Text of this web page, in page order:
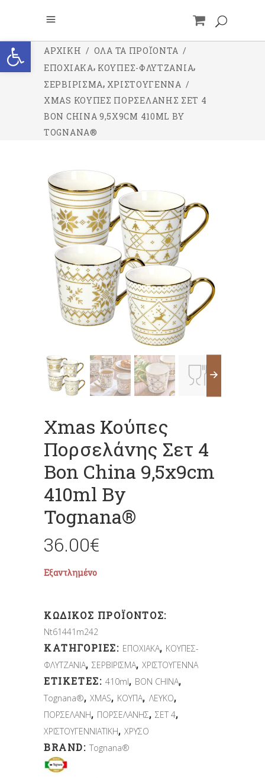
Ανοίξτε τη γραμμή εργαλείων
ΑΡΧΙΚΉ / ΌΛΑ ΤΑ ΠΡΟΪΌΝΤΑ /
ΕΠΟΧΙΑΚΑ, ΚΟΥΠΕΣ-ΦΛΥΤΖΑΝΙΑ,
ΣΕΡΒΙΡΙΣΜΑ, ΧΡΙΣΤΟΥΓΕΝΝΑ /
XMAS ΚΟΎΠΕΣ ΠΟΡΣΕΛΆΝΗΣ ΣΕΤ 4
BON CHINA 9,5X9CM 410ML BY
TOGNANA®
Xmas Κούπες
Πορσελάνης Σετ 4
Bon China 9,5x9cm
410ml By
Tognana®
36.00€
Εξαντλημένο
ΚΩΔΙΚΌΣ ΠΡΟΪΌΝΤΟΣ:
Nt61441m242
ΚΑΤΗΓΟΡΊΕΣ: ΕΠΟΧΙΑΚΑ, ΚΟΥΠΕΣ-
ΦΛΥΤΖΑΝΙΑ,ΣΕΡΒΙΡΙΣΜΑ,ΧΡΙΣΤΟΥΓΕΝΝΑ
ΕΤΙΚΈΤΕΣ: 410ml, BON CHINA,
Tognana®,XMAS, ΚΟΥΠΑ, ΛΕΥΚΟ,
ΠΟΡΣΕΛΑΝΗ, ΠΟΡΣΕΛΑΝΗΣ,ΣΕΤ 4,
ΧΡΙΣΤΟΥΓΕΝΝΙΑΤΙΚΗ,ΧΡΥΣΟ
BRAND:Tognana®